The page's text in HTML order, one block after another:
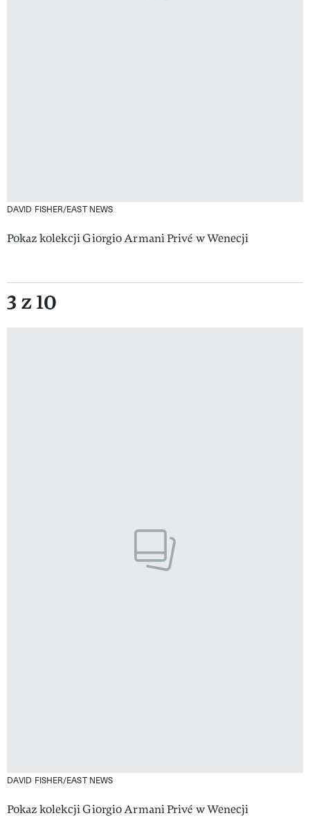
DAVID FISHER/EAST NEWS
Pokaz kolekcji Giorgio Armani Privé w Wenecji
3 z 10
DAVID FISHER/EAST NEWS
Pokaz kolekcji Giorgio Armani Privé w Wenecji